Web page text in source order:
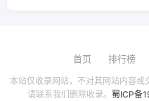
首页 排行榜
本站仅收录网站，不对其网站内容
请联系我们删除收录。 蜀ICP备